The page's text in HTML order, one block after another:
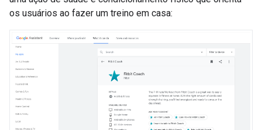
os usuários ao fazer um treino em casa: